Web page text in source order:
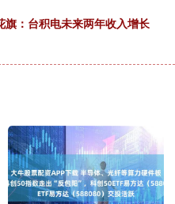
旗：台积电未来两年收入增长